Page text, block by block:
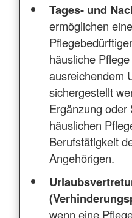
Tages- und
ermöglichen
häusliche
ausreichendem
sichergestellt
Ergänzung oder
häuslichen
Berufstätigkeit
Angehörigen.
wenn eine